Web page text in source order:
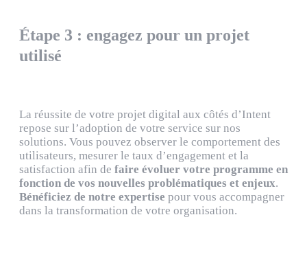
Étape 3 : engagez pour un projet
utilisé
La réussite de votre projet digital aux côtés d’Intent
repose sur l’adoption de votre service sur nos
solutions. Vous pouvez observer le comportement des
utilisateurs, mesurer le taux d’engagement et la
satisfaction afin de faire évoluer votre programme en
fonction de vos nouvelles problématiques et enjeux.
Bénéficiez de notre expertise pour vous accompagner
dans la transformation de votre organisation.